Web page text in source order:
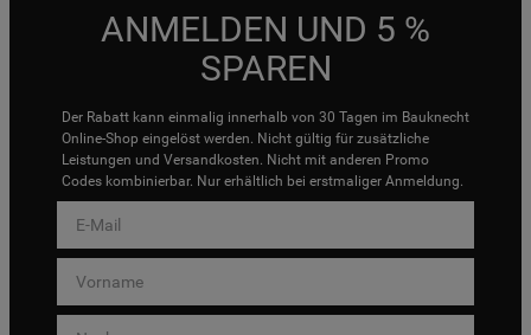
ANMELDEN UND 5 %
SPAREN
Der Rabatt kann einmalig innerhalb von 30 Tagen im Bauknecht
Online-Shop eingelöst werden. Nicht gültig für zusätzliche
Leistungen und Versandkosten. Nicht mit anderen Promo
Codes kombinierbar. Nur erhältlich bei erstmaliger Anmeldung.